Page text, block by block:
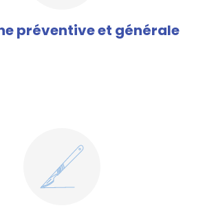
préventive et générale